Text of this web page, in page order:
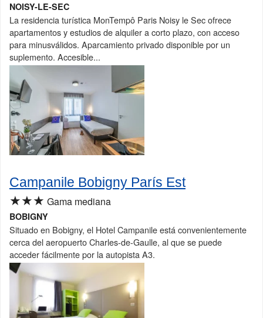
NOISY-LE-SEC
La residencia turística MonTempô Paris Noisy le Sec ofrece
apartamentos y estudios de alquiler a corto plazo, con acceso
para minusválidos. Aparcamiento privado disponible por un
suplemento. Accesible...
Campanile Bobigny París Est
★★★ Gama mediana
BOBIGNY
Situado en Bobigny, el Hotel Campanile está convenientemente
cerca del aeropuerto Charles-de-Gaulle, al que se puede
acceder fácilmente por la autopista A3.